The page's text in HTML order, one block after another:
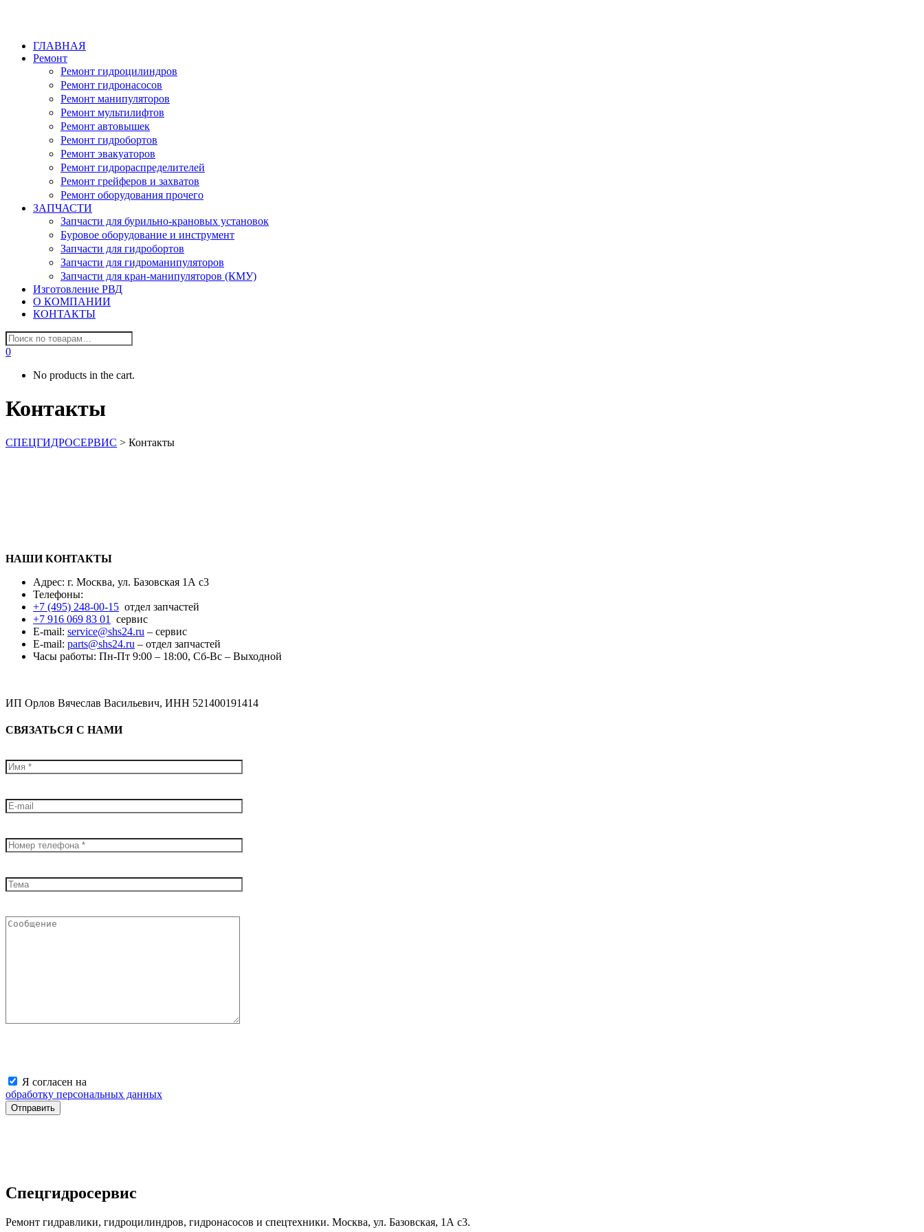
ГЛАВНАЯ
Ремонт
Ремонт гидроцилиндров
Ремонт гидронасосов
Ремонт манипуляторов
Ремонт мультилифтов
Ремонт автовышек
Ремонт гидробортов
Ремонт эвакуаторов
Ремонт гидрораспределителей
Ремонт грейферов и захватов
Ремонт оборудования прочего
ЗАПЧАСТИ
Запчасти для бурильно-крановых установок
Буровое оборудование и инструмент
Запчасти для гидробортов
Запчасти для гидроманипуляторов
Запчасти для кран-манипуляторов (КМУ)
Изготовление РВД
О КОМПАНИИ
КОНТАКТЫ
0
No products in the cart.
Контакты
СПЕЦГИДРОСЕРВИС > Контакты
НАШИ КОНТАКТЫ
Адрес: г. Москва, ул. Базовская 1А с3
Телефоны:
+7 (495) 248-00-15 отдел запчастей
+7 916 069 83 01
сервис
E-mail: service@shs24.ru – сервис
E-mail: parts@shs24.ru – отдел запчастей
Часы работы: Пн-Пт 9:00 – 18:00, Сб-Вс – Выходной
ИП Орлов Вячеслав Васильевич, ИНН 521400191414
СВЯЗАТЬСЯ С НАМИ
Я согласен на
обработку персональных данных
Спецгидросервис
Ремонт гидравлики, гидроцилиндров, гидронасосов и спецтехники. Москва, ул. Базовская, 1А с3.